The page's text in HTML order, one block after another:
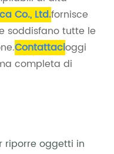
Co., Ltd.fornisce
soddisfano tutte le
Contattacioggi
completa di
riporre oggetti in